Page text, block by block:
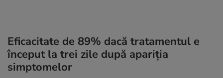
Eficacitate de 89% dacă tratamentul e
început la trei zile după apariția
simptomelor